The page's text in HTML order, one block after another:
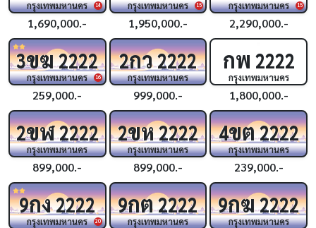
14
กรุงเทพมหานคร
1,690,000.-
15
กรุงเทพมหานคร
1,950,000.-
15
กรุงเทพมหานคร
2,290,000.-
16
3ขฆ2222
กรุงเทพมหานคร
259,000.-
2กว2222
กรุงเทพมหานคร
999,000.-
กพ 2222
กรุงเทพมหานคร
1,800,000.-
2ขฬ2222
กรุงเทพมหานคร
899,000.-
2ขห2222
กรุงเทพมหานคร
899,000.-
4ขต2222
กรุงเทพมหานคร
239,000.-
20
9กง2222
กรุงเทพมหานคร
9กต2222
กรุงเทพมหานคร
9กฆ2222
กรุงเทพมหานคร